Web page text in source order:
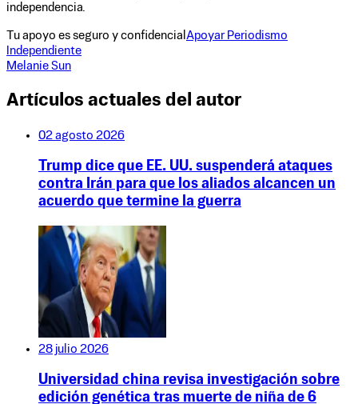
independencia.
Tu apoyo es seguro y confidencial Apoyar Periodismo
Independiente
Melanie Sun
Artículos actuales del autor
02 agosto 2026
Trump dice que EE. UU. suspenderá ataques
contra Irán para que los aliados alcancen un
acuerdo que termine la guerra
28 julio 2026
Universidad china revisa investigación sobre
edición genética tras muerte de niña de 6